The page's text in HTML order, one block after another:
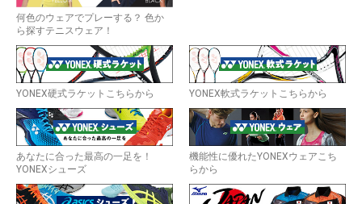
何色のウェアでプレーする？ 色か
ら探すテニスウェア！
YONEX硬式ラケットこちらから YONEX軟式ラケットこちらから
あなたに合った最高の一足を！
YONEXシューズ
機能性に優れたYONEXウェアこち
らから